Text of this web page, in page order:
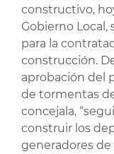
constructivo,
Gobierno Local,
para la
construcción.
aprobación del
de tormentas
concejala,
construir los
generadores